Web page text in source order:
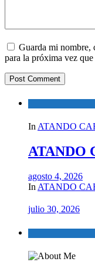
Guarda mi nombre,
para la próxima vez que
In ATANDO
ATANDO
agosto 4, 2026
In ATANDO
julio 30, 2026